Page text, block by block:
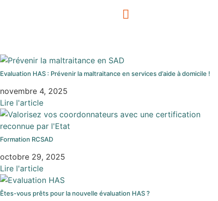
Evaluation HAS : Prévenir la maltraitance en services d’aide à domicile !
novembre 4, 2025
Lire l'article
Formation RCSAD
octobre 29, 2025
Lire l'article
Êtes-vous prêts pour la nouvelle évaluation HAS ?